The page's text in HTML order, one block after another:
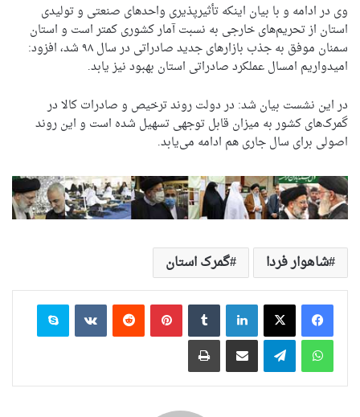
وی در ادامه و با بیان اینکه تأثیرپذیری واحدهای صنعتی و تولیدی
استان از تحریم‌های خارجی به نسبت آمار کشوری کمتر است و استان
سمنان موفق به جذب بازارهای جدید صادراتی در سال ۹۸ شد، افزود:
امیدواریم امسال عملکرد صادراتی استان بهبود نیز یابد.
در این نشست بیان شد: در دولت روند ترخیص و صادرات کالا در
گمرک‌های کشور به میزان قابل توجهی تسهیل شده است و این روند
اصولی برای سال جاری هم ادامه می‌یابد.
شاهوار فردا گمرک استان
لینکدین ‫تامبلر ‫پین‌ترست‫رددیت ‫VKontakteاسکایپ
واتس آپ
تلگرام اشتراک گذاری از طریق ایمیل چاپ